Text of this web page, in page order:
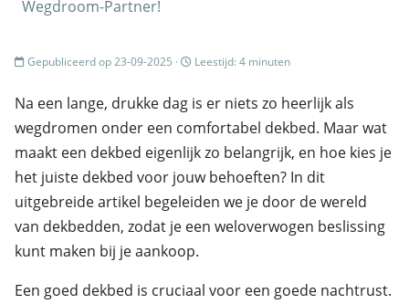
Wegdroom-Partner!
Gepubliceerd op 23-09-2025 · Leestijd: 4 minuten
Na een lange, drukke dag is er niets zo heerlijk als
wegdromen onder een comfortabel dekbed. Maar wat
maakt een dekbed eigenlijk zo belangrijk, en hoe kies je
het juiste dekbed voor jouw behoeften? In dit
uitgebreide artikel begeleiden we je door de wereld
van dekbedden, zodat je een weloverwogen beslissing
kunt maken bij je aankoop.
Een goed dekbed is cruciaal voor een goede nachtrust.